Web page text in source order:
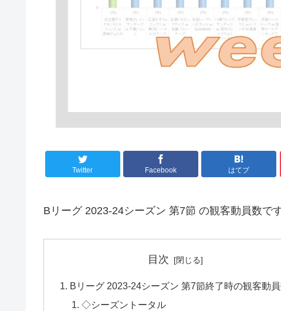
Twitter Facebook はてブ
Bリーグ 2023-24シーズン 第7節 の観客動員数で
目次
Bリーグ 2023-24シーズン 第7節終了時の観客動
◇シーズントータル